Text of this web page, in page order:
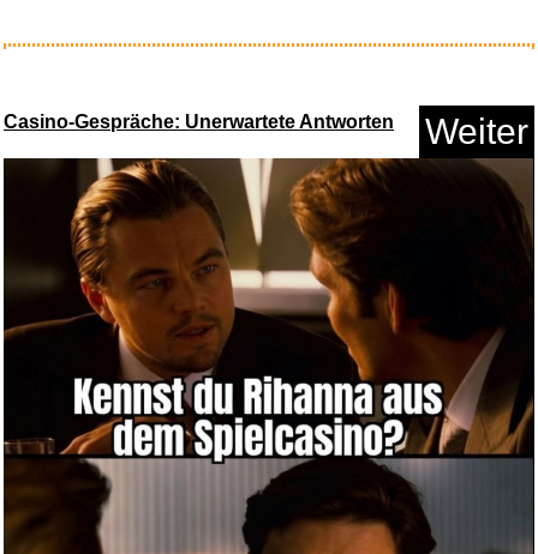
Anzeige
Bumerang Sydney
Handgefer...
Casino-Gespräche: Unerwartete Antworten Weiter